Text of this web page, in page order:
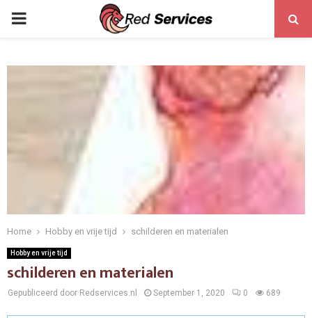
PRIMARY
Home Hobby en vrije tijd schilderen en materialen
Hobby en vrije tijd
schilderen en materialen
Gepubliceerd door Redservices.nl September 1, 2020 0 689